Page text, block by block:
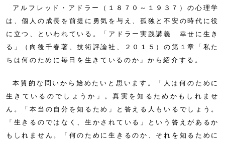
アルフレッド・アドラー（１８７０～１９３７）の心理学
は、個人の成長を前提に勇気を与え、孤独と不安の時代に役
に立つ、といわれている。「アドラー実践講義 幸せに生き
る」（向後千春著、技術評論社、２０１５）の第１章「私た
ちは何のために毎日を生きているのか」から紹介する。
本質的な問いから始めたいと思います。「人は何のために
生きているのでしょうか」。真実を知るためかもしれませ
ん。「本当の自分を知るため」と答える人もいるでしょう。
「生きるのではなく、生かされている」という答えがあるか
もしれません。「何のために生きるのか、それを知るために